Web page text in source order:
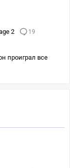
2
19
проиграл все